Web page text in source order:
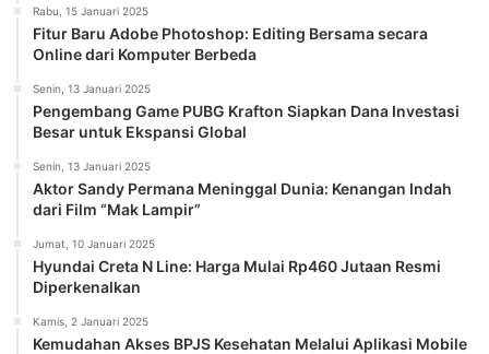
Rabu, 15 Januari 2025
Fitur Baru Adobe Photoshop: Editing Bersama secara
Online dari Komputer Berbeda
Senin, 13 Januari 2025
Pengembang Game PUBG Krafton Siapkan Dana Investasi
Besar untuk Ekspansi Global
Senin, 13 Januari 2025
Aktor Sandy Permana Meninggal Dunia: Kenangan Indah
dari Film “Mak Lampir”
Jumat, 10 Januari 2025
Hyundai Creta N Line: Harga Mulai Rp460 Jutaan Resmi
Diperkenalkan
Kamis, 2 Januari 2025
Kemudahan Akses BPJS Kesehatan Melalui Aplikasi Mobile